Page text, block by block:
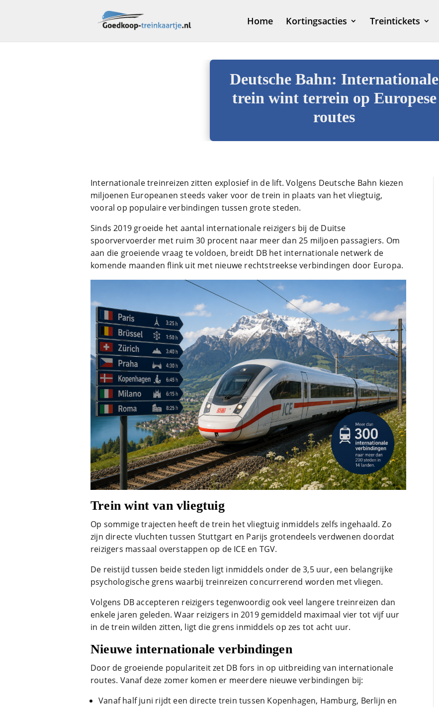
Home Kortingsacties Treintickets
Deutsche Bahn: Internationale
trein wint terrein op Europese
routes
Internationale treinreizen zitten explosief in de lift. Volgens Deutsche Bahn kiezen
miljoenen Europeanen steeds vaker voor de trein in plaats van het vliegtuig,
vooral op populaire verbindingen tussen grote steden.
Sinds 2019 groeide het aantal internationale reizigers bij de Duitse
spoorvervoerder met ruim 30 procent naar meer dan 25 miljoen passagiers. Om
aan die groeiende vraag te voldoen, breidt DB het internationale netwerk de
komende maanden flink uit met nieuwe rechtstreekse verbindingen door Europa.
Trein wint van vliegtuig
Op sommige trajecten heeft de trein het vliegtuig inmiddels zelfs ingehaald. Zo
zijn directe vluchten tussen Stuttgart en Parijs grotendeels verdwenen doordat
reizigers massaal overstappen op de ICE en TGV.
De reistijd tussen beide steden ligt inmiddels onder de 3,5 uur, een belangrijke
psychologische grens waarbij treinreizen concurrerend worden met vliegen.
Volgens DB accepteren reizigers tegenwoordig ook veel langere treinreizen dan
enkele jaren geleden. Waar reizigers in 2019 gemiddeld maximaal vier tot vijf uur
in de trein wilden zitten, ligt die grens inmiddels op zes tot acht uur.
Nieuwe internationale verbindingen
Door de groeiende populariteit zet DB fors in op uitbreiding van internationale
routes. Vanaf deze zomer komen er meerdere nieuwe verbindingen bij:
Vanaf half juni rijdt een directe trein tussen Kopenhagen, Hamburg, Berlijn en